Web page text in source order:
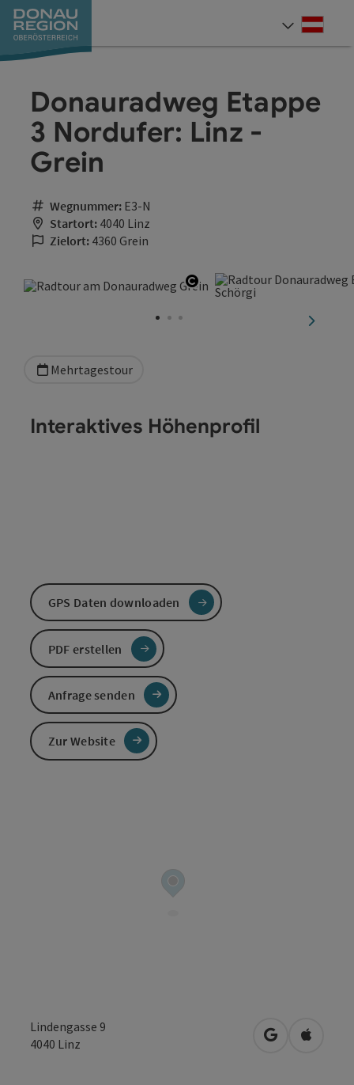
Zum Inhalt
Zur Navigation
Zum Seitenanfang
Zur Kontaktseite
Zum Impressum
Zur Startseite
Donauradweg Etappe
3 Nordufer: Linz -
Grein
Wegnummer: E3-N
Startort: 4040 Linz
Zielort: 4360 Grein
Copyright öffnen
Mehrtagestour
Lindengasse 9
4040 Linz in Google
in
Interaktives Höhenprofil
GPS Daten downloaden
PDF erstellen
Anfrage senden
Zur Website